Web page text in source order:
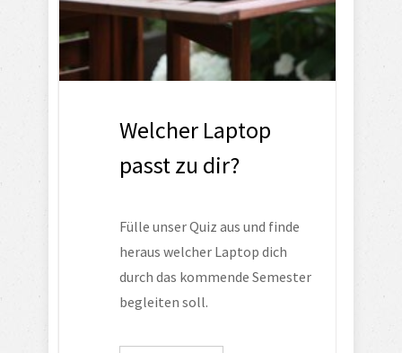
Welcher Laptop
passt zu dir?
Fülle unser Quiz aus und finde
heraus welcher Laptop dich
durch das kommende Semester
begleiten soll.